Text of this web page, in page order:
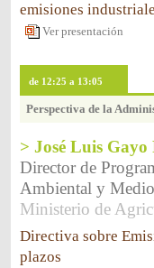
emisiones
Ver presentación
de 12:25 a 13:05
Perspectiva de la
> José Luis Gayo
Director de
Ambiental y
Ministerio de
Directiva sobre
plazos